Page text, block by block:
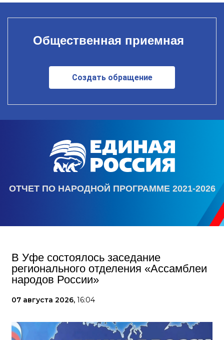
Общественная приемная
Создать обращение
ОТЧЕТ ПО НАРОДНОЙ ПРОГРАММЕ 2021-2026
В Уфе состоялось заседание
регионального отделения «Ассамблеи
народов России»
07 августа 2026, 16:04